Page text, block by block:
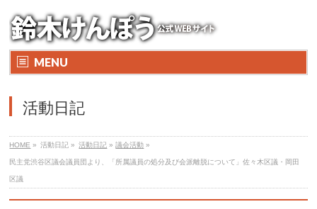
MENU
活動日記
HOME » 活動日記 » 活動日記 »議会活動 »
民主党渋谷区議会議員団より、「所属議員の処分及び会派離脱について」佐々木区議・岡田
区議